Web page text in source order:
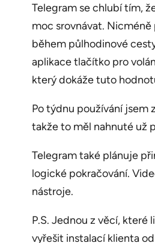
Telegram se chlubí tím,
moc srovnávat.
během půlhodinové
aplikace tlačítko pro
který dokáže tuto
Po týdnu používání jsem
takže to měl nahnuté už
Telegram také plánuje
logické pokračování.
nástroje.
P.S. Jednou z věcí,
vyřešit instalací klienta